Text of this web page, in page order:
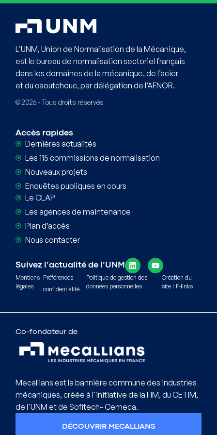
L’UNM, Union de Normalisation de la Mécanique,
est le bureau de normalisation sectoriel français
dans les domaines de la mécanique, de l’acier
et du caoutchouc, par délégation de l’AFNOR.
© 2026 - Tous droits réservés
Accès rapides
Dernières actualités
Les 115 commissions de normalisation
Nouveaux projets
Enquêtes publiques en cours
Le CLAP
Les agences de maintenance
Plan d’accès
Nous contacter
Suivez l’actualité de l’UNM
Mentions
légales
Préférences
confidentialité
Politique de gestion des
données personnelles
Création du
site : F-links
Co-fondateur de
Mecallians est la bannière commune des industries
mécaniques, créée à l'initiative de la FIM, du CETIM,
de l'UNM et de Sofitech- Cemeca.
DÉCOUVRIR MECALLIANS